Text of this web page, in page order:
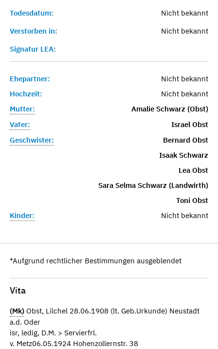
Todesdatum:
Nicht bekannt
Verstorben in:
Nicht bekannt
Signatur LEA:
Ehepartner:
Nicht bekannt
Hochzeit:
Nicht bekannt
Mutter:
Amalie Schwarz (Obst)
Vater:
Israel Obst
Geschwister:
Bernard Obst
Isaak Schwarz
Lea Obst
Sara Selma Schwarz (Landwirth)
Toni Obst
Kinder:
Nicht bekannt
*Aufgrund rechtlicher Bestimmungen ausgeblendet
Vita
(Mk) Obst, Lilchel 28.06.1908 (lt. Geb.Urkunde) Neustadt
a.d. Oder
isr, ledig, D.M. > Servierfrl.
v. Metz06.05.1924 Hohenzollernstr. 38